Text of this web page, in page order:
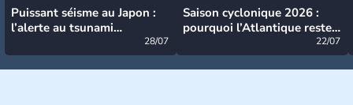
Puissant séisme au Japon :
l’alerte au tsunami
28/07
Saison cyclonique 2026 :
pourquoi l’Atlantique reste
22/07